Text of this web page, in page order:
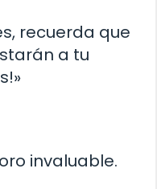
recuerda que
a tu
invaluable.